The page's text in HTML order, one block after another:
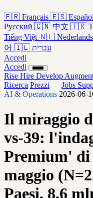
🇫🇷 Français 🇪🇸 Español
Русский 🇨🇳 中文 🇹🇷
Tiếng Việt 🇳🇱 Nederlands
어 🇮🇱 עברית
Accedi
Accedi
Rise Hire Develop
Ricerca Prezzi Jobs
AI & Operations 2026-06-
Il miraggio
vs-39:
Premium' di
maggio
Paesi, 8,6